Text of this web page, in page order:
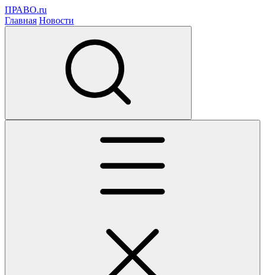
ПРАВО.ru
Главная Новости